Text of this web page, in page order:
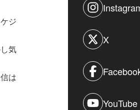
ジ
気
は
X
YouTube